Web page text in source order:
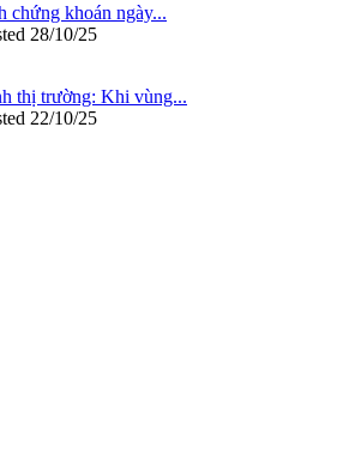
chứng khoán ngày...
28/10/25
thị trường: Khi vùng...
22/10/25